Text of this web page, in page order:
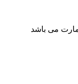
می باشد